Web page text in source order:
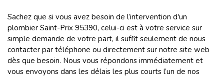
Sachez que si vous avez besoin de l’intervention d'un
plombier Saint-Prix 95390, celui-ci est à votre service sur
simple demande de votre part, il suffit seulement de nous
contacter par téléphone ou directement sur notre site web
dès que besoin. Nous vous répondons immédiatement et
vous envoyons dans les délais les plus courts l’un de nos